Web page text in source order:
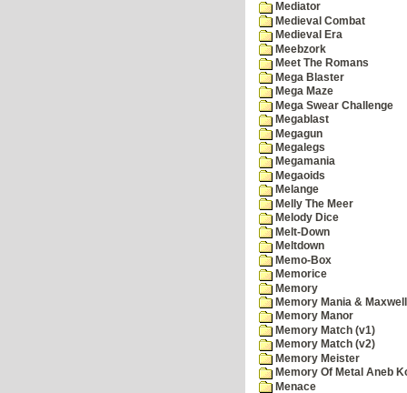
Mediator
Medieval Combat
Medieval Era
Meebzork
Meet The Romans
Mega Blaster
Mega Maze
Mega Swear Challenge
Megablast
Megagun
Megalegs
Megamania
Megaoids
Melange
Melly The Meer
Melody Dice
Melt-Down
Meltdown
Memo-Box
Memorice
Memory
Memory Mania &
Memory Manor
Memory Match (v1)
Memory Match (v2)
Memory Meister
Memory Of Metal Aneb
Menace